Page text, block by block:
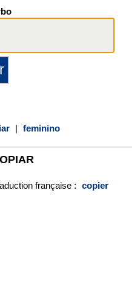
| feminino
française : copier